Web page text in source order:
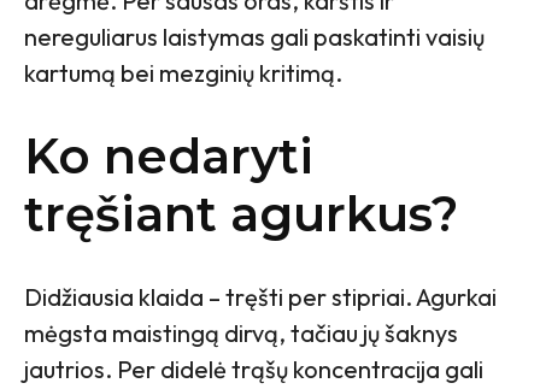
nereguliarus laistymas gali paskatinti vaisių
kartumą bei mezginių kritimą.
Ko nedaryti
tręšiant agurkus?
Didžiausia klaida – tręšti per stipriai. Agurkai
mėgsta maistingą dirvą, tačiau jų šaknys
jautrios. Per didelė trąšų koncentracija gali